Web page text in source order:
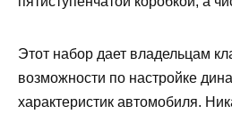
Этот набор дает владельцам
возможности по настройке
характеристик автомобиля.